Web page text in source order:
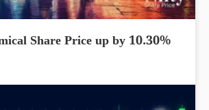
Share Price up by 10.30%